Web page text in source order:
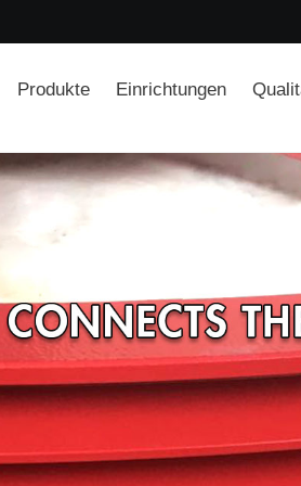
Produkte Einrichtungen